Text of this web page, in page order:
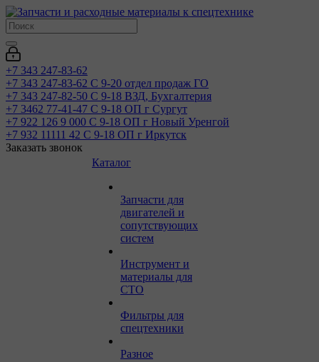
+7 343 247-83-62
+7 343 247-83-62 С 9-20 отдел продаж ГО
+7 343 247-82-50 С 9-18 ВЗД, Бухгалтерия
+7 3462 77-41-47 С 9-18 ОП г Сургут
+7 922 126 9 000 С 9-18 ОП г Новый Уренгой
+7 932 11111 42 С 9-18 ОП г Иркутск
Заказать звонок
Каталог
Запчасти для
двигателей и
сопутствующих
систем
Инструмент и
материалы для
СТО
Фильтры для
спецтехники
Разное